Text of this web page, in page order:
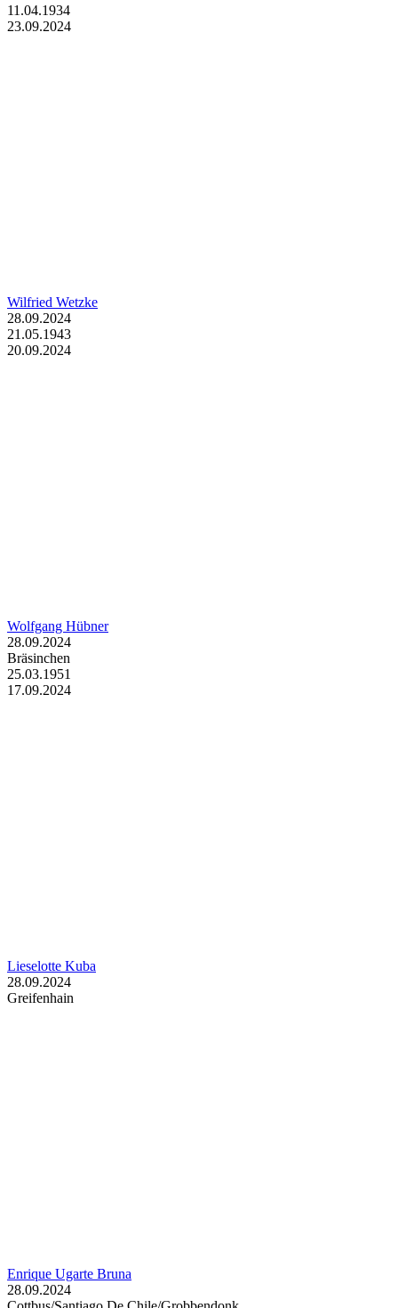
11.04.1934
23.09.2024
Wilfried Wetzke
28.09.2024
21.05.1943
20.09.2024
Wolfgang Hübner
28.09.2024
Bräsinchen
25.03.1951
17.09.2024
Lieselotte Kuba
28.09.2024
Greifenhain
Enrique Ugarte Bruna
28.09.2024